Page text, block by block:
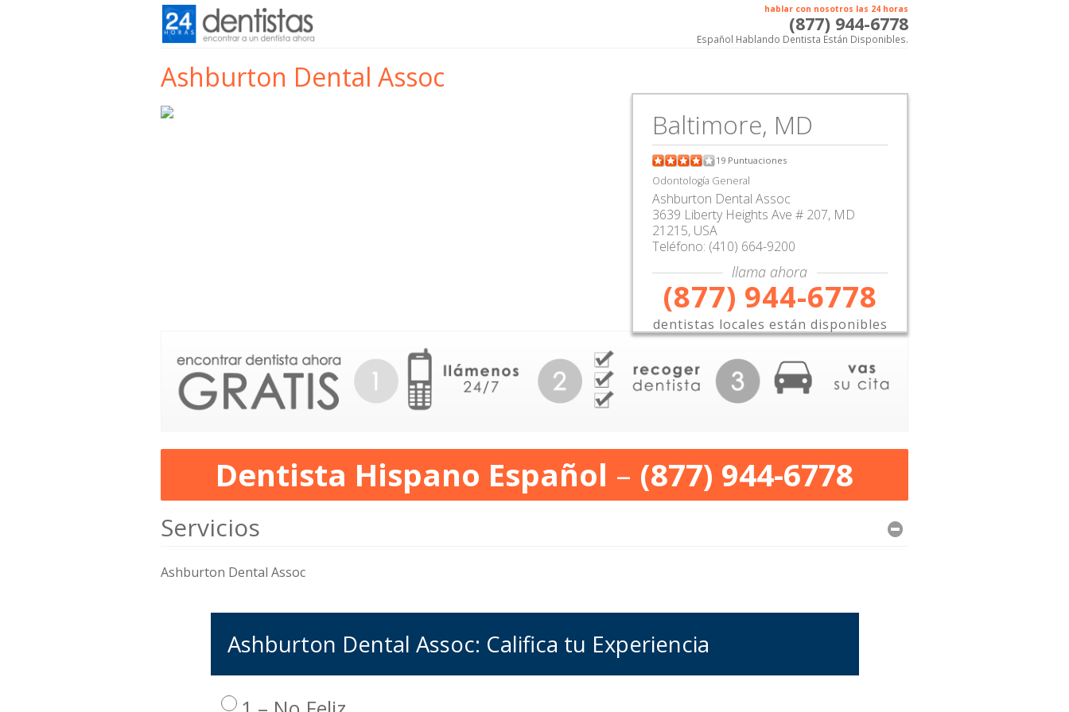
hablar con nosotros las 24 horas
(877) 944-6778
Español Hablando Dentista Están Disponibles.
Ashburton Dental Assoc
Baltimore, MD
19 Puntuaciones
Odontología General
Ashburton Dental Assoc
3639 Liberty Heights Ave # 207, MD
21215, USA
Teléfono: (410) 664-9200
llama ahora
(877) 944-6778
dentistas locales están disponibles
Dentista Hispano Español – (877) 944-6778
Servicios
Ashburton Dental Assoc
Ashburton Dental Assoc: Califica tu Experiencia